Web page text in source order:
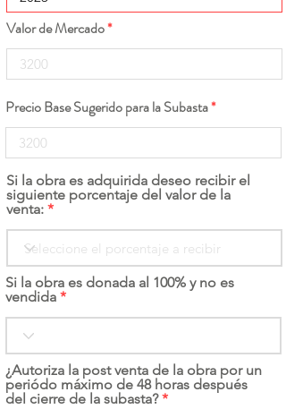
Valor de Mercado
Precio Base Sugerido para la Subasta
Si la obra es adquirida deseo recibir el
siguiente porcentaje del valor de la
venta:
Si la obra es donada al 100% y no es
vendida
¿Autoriza la post venta de la obra por un
periódo máximo de 48 horas después
del cierre de la subasta?